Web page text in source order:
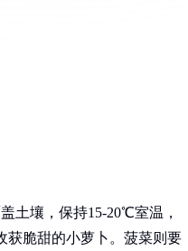
土壤，保持15-20℃室温，
获脆甜的小萝卜。菠菜则要